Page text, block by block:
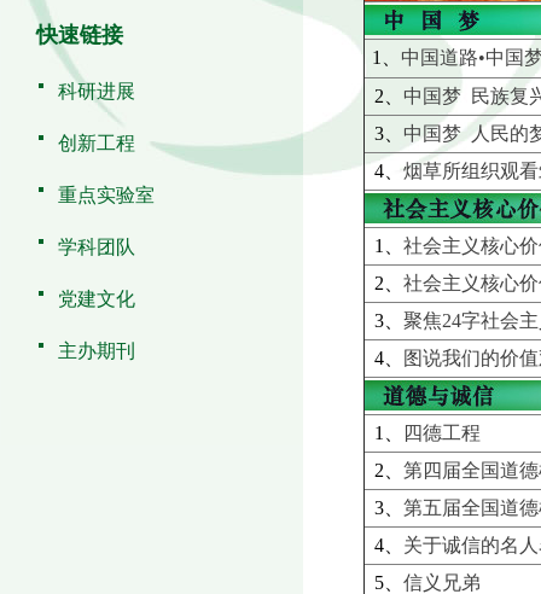
快速链接
科研进展
创新工程
重点实验室
学科团队
党建文化
主办期刊
1、 中国道路•中国
2、 中国梦 民族复
3、 中国梦 人民的
4、 烟草所组织观
1、 社会主义核心
2、 社会主义核心
3、 聚焦24字社会
4、
图说我们的价
1、
四德工程
2、 第四届全国道
3、 第五届全国道
4、 关于诚信的名
5、 信义兄弟